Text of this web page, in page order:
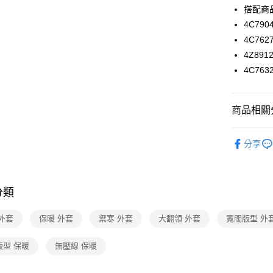
３．收到
／ATM／
絡購買商
先享後付
※ 交易是
【注意事
求債權轉
即時審查
黑貓宅配
每筆
搭配商
商品相關
品 分享
類
套 保暖 外套 禦寒 外套 大翻領 外套 寬闊版型 外
型 保暖 無壓線 保暖